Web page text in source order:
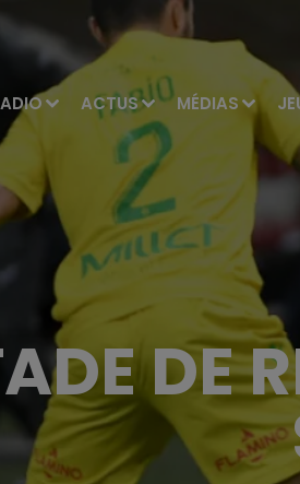
ACTUS MÉDIAS
DE